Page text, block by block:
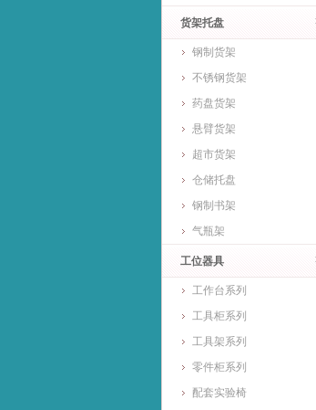
货架托盘
钢制货架
不锈钢货架
药盘货架
悬臂货架
超市货架
仓储托盘
钢制书架
气瓶架
工位器具
工作台系列
工具柜系列
工具架系列
零件柜系列
配套实验椅